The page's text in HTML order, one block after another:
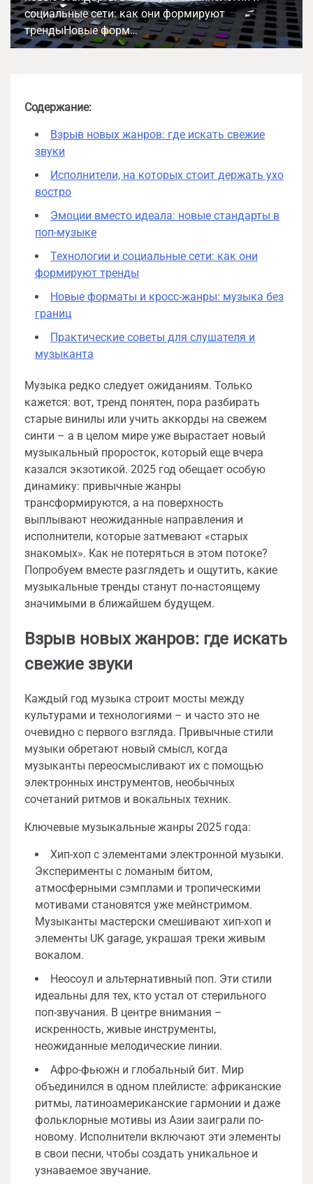
социальные сети: как они формируют
трендыНовые форм…
Содержание:
Взрыв новых жанров: где искать свежие
звуки
Исполнители, на которых стоит держать ухо
востро
Эмоции вместо идеала: новые стандарты в
поп-музыке
Технологии и социальные сети: как они
формируют тренды
Новые форматы и кросс-жанры: музыка без
границ
Практические советы для слушателя и
музыканта
Музыка редко следует ожиданиям. Только
кажется: вот, тренд понятен, пора разбирать
старые винилы или учить аккорды на свежем
синти – а в целом мире уже вырастает новый
музыкальный проросток, который еще вчера
казался экзотикой. 2025 год обещает особую
динамику: привычные жанры
трансформируются, а на поверхность
выплывают неожиданные направления и
исполнители, которые затмевают «старых
знакомых». Как не потеряться в этом потоке?
Попробуем вместе разглядеть и ощутить, какие
музыкальные тренды станут по-настоящему
значимыми в ближайшем будущем.
Взрыв новых жанров: где искать
свежие звуки
Каждый год музыка строит мосты между
культурами и технологиями – и часто это не
очевидно с первого взгляда. Привычные стили
музыки обретают новый смысл, когда
музыканты переосмысливают их с помощью
электронных инструментов, необычных
сочетаний ритмов и вокальных техник.
Ключевые музыкальные жанры 2025 года:
Хип-хоп с элементами электронной музыки.
Эксперименты с ломаным битом,
атмосферными сэмплами и тропическими
мотивами становятся уже мейнстримом.
Музыканты мастерски смешивают хип-хоп и
элементы UK garage, украшая треки живым
вокалом.
Неосоул и альтернативный поп. Эти стили
идеальны для тех, кто устал от стерильного
поп-звучания. В центре внимания –
искренность, живые инструменты,
неожиданные мелодические линии.
Афро-фьюжн и глобальный бит. Мир
объединился в одном плейлисте: африканские
ритмы, латиноамериканские гармонии и даже
фольклорные мотивы из Азии заиграли по-
новому. Исполнители включают эти элементы
в свои песни, чтобы создать уникальное и
узнаваемое звучание.